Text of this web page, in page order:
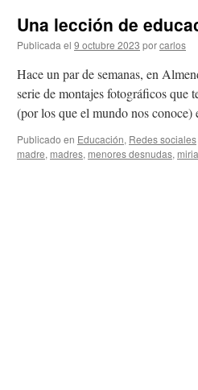
Una lección de
Publicada el 9 octubre 2023 porcarlos
Hace un par de semanas, en
serie de montajes fotográficos que
(por los que el mundo nos
Publicado en Educación, Redes sociales
madre, madres, menores desnudas,